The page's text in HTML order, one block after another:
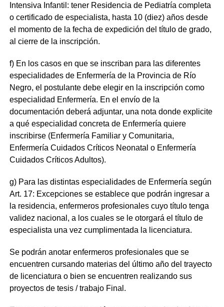
Intensiva Infantil: tener Residencia de Pediatría completa
o certificado de especialista, hasta 10 (diez) años desde
el momento de la fecha de expedición del título de grado,
al cierre de la inscripción.
f) En los casos en que se inscriban para las diferentes
especialidades de Enfermería de la Provincia de Río
Negro, el postulante debe elegir en la inscripción como
especialidad Enfermería. En el envío de la
documentación deberá adjuntar, una nota donde explicite
a qué especialidad concreta de Enfermería quiere
inscribirse (Enfermería Familiar y Comunitaria,
Enfermería Cuidados Críticos Neonatal o Enfermería
Cuidados Críticos Adultos).
g) Para las distintas especialidades de Enfermería según
Art. 17: Excepciones se establece que podrán ingresar a
la residencia, enfermeros profesionales cuyo título tenga
validez nacional, a los cuales se le otorgará el título de
especialista una vez cumplimentada la licenciatura.
Se podrán anotar enfermeros profesionales que se
encuentren cursando materias del último año del trayecto
de licenciatura o bien se encuentren realizando sus
proyectos de tesis / trabajo Final.